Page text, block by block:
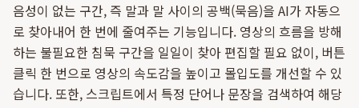
음성이 없는 구간, 즉 말과 말 사이의 공백(묵음)을 AI가 자동으
로 찾아내어 한 번에 줄여주는 기능입니다. 영상의 흐름을 방해
하는 불필요한 침묵 구간을 일일이 찾아 편집할 필요 없이, 버튼
클릭 한 번으로 영상의 속도감을 높이고 몰입도를 개선할 수 있
습니다. 또한, 스크립트에서 특정 단어나 문장을 검색하여 해당